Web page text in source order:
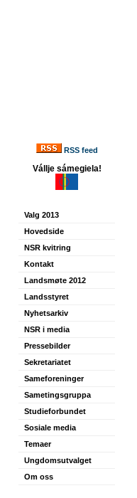
RSS feed
Vállje sámegiela!
Valg 2013
Hovedside
NSR kvitring
Kontakt
Landsmøte 2012
Landsstyret
Nyhetsarkiv
NSR i media
Pressebilder
Sekretariatet
Sameforeninger
Sametingsgruppa
Studieforbundet
Sosiale media
Temaer
Ungdomsutvalget
Om oss